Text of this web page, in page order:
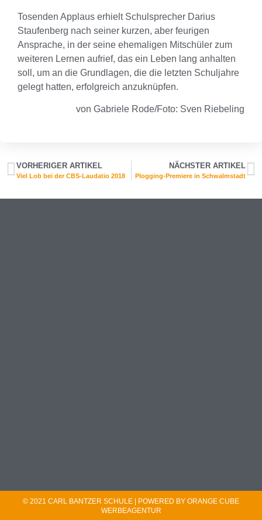
Tosenden Applaus erhielt Schulsprecher Darius
Staufenberg nach seiner kurzen, aber feurigen
Ansprache, in der seine ehemaligen Mitschüler zum
weiteren Lernen aufrief, das ein Leben lang anhalten
soll, um an die Grundlagen, die die letzten Schuljahre
gelegt hatten, erfolgreich anzuknüpfen.
von Gabriele Rode/Foto: Sven Riebeling
VORHERIGER ARTIKEL
Viel Lob bei der CBS-Laudatio 2018
NÄCHSTER ARTIKEL
Plogging-Premiere in Schwalmstadt
© 2021 CARL BANTZER SCHULE | POWERED BY ORANGE CUBE
WERBEAGENTUR